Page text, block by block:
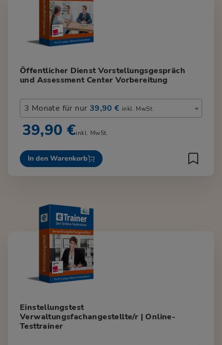
Öffentlicher Dienst Vorstellungsgespräch
und Assessment Center Vorbereitung
3 Monate für nur 39,90 € inkl. MwSt.
39,90 €inkl. MwSt.
In den Warenkorb
Einstellungstest
Verwaltungsfachangestellte/r | Online-
Testtrainer